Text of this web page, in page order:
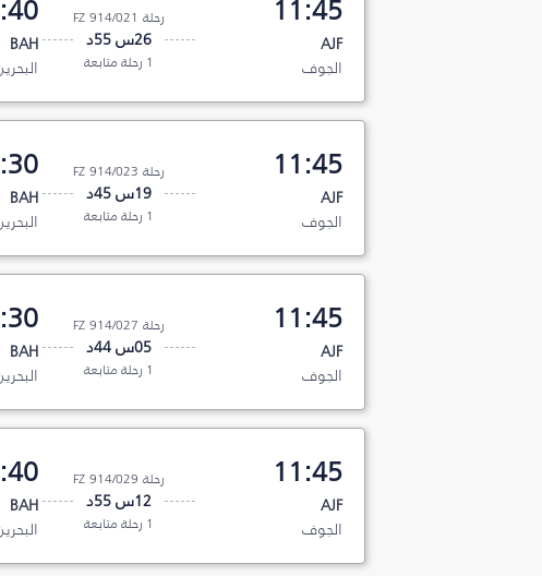
11:45
AJF
الجوف
رحلة FZ 914/021
26س 55د
1 رحلة متابعة
BAH
11:45
AJF
الجوف
رحلة FZ 914/023
19س 45د
1 رحلة متابعة
BAH
11:45
AJF
الجوف
رحلة FZ 914/027
05س 44د
1 رحلة متابعة
BAH
11:45
AJF
الجوف
رحلة FZ 914/029
12س 55د
1 رحلة متابعة
BAH